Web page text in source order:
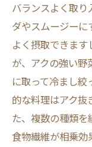
バランスよく取り
ダやスムージー
よく摂取できま
が、アクの強い野
に取って冷まし
的な料理はアク抜
た、複数の種類
食物繊維が相乗効